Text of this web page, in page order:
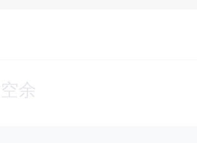
余